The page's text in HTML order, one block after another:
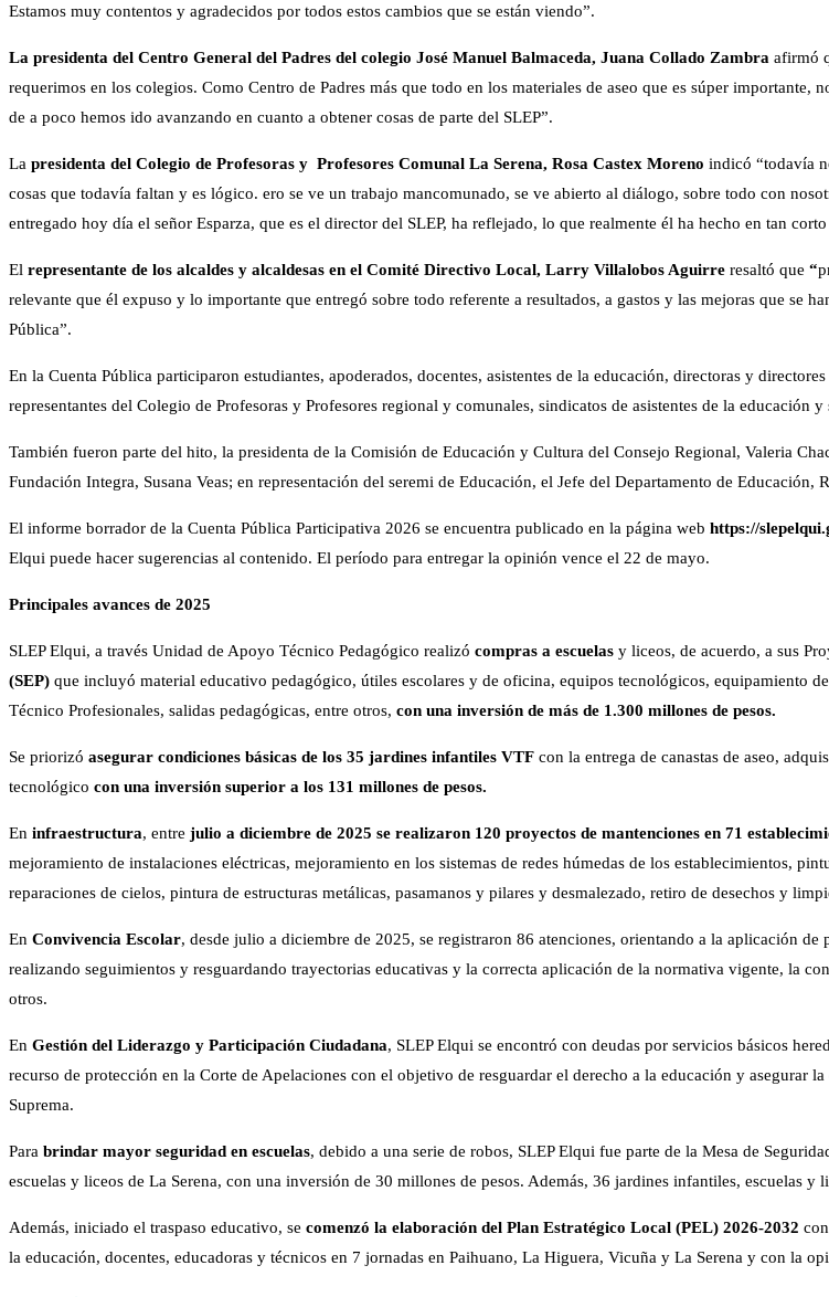
Estamos muy contentos y agradecidos por todos estos cambios que se están viendo”.
La presidenta del Centro General del Padres del colegio José Manuel Balmaceda, Juana Collado Zambra afirmó
requerimos en los colegios. Como Centro de Padres más que todo en los materiales de aseo que es súper
de a poco hemos ido avanzando en cuanto a obtener cosas de parte del SLEP”.
La presidenta del Colegio de Profesoras y Profesores Comunal La Serena, Rosa Castex Moreno indicó “todavía
cosas que todavía faltan y es lógico. ero se ve un trabajo mancomunado, se ve abierto al diálogo, sobre todo con
entregado hoy día el señor Esparza, que es el director del SLEP, ha reflejado, lo que realmente él ha hecho en tan
El representante de los alcaldes y alcaldesas en el Comité Directivo Local, Larry Villalobos Aguirre resaltó que “
relevante que él expuso y lo importante que entregó sobre todo referente a resultados, a gastos y las mejoras que se
Pública”.
En la Cuenta Pública participaron estudiantes, apoderados, docentes, asistentes de la educación, directoras y
representantes del Colegio de Profesoras y Profesores regional y comunales, sindicatos de asistentes de la
También fueron parte del hito, la presidenta de la Comisión de Educación y Cultura del Consejo Regional, Valeria
Fundación Integra, Susana Veas; en representación del seremi de Educación, el Jefe del Departamento de
El informe borrador de la Cuenta Pública Participativa 2026 se encuentra publicado en la página web https://
Elqui puede hacer sugerencias al contenido. El período para entregar la opinión vence el 22 de mayo.
Principales avances de 2025
SLEP Elqui, a través Unidad de Apoyo Técnico Pedagógico realizó compras a escuelas y liceos, de acuerdo, a sus
(SEP) que incluyó material educativo pedagógico, útiles escolares y de oficina, equipos tecnológicos, equipamiento
Técnico Profesionales, salidas pedagógicas, entre otros, con una inversión de más de 1.300 millones de pesos.
Se priorizó asegurar condiciones básicas de los 35 jardines infantiles VTF con la entrega de canastas de aseo,
tecnológico con una inversión superior a los 131 millones de pesos.
En infraestructura, entre julio a diciembre de 2025 se realizaron 120 proyectos de mantenciones en 71
mejoramiento de instalaciones eléctricas, mejoramiento en los sistemas de redes húmedas de los establecimientos,
reparaciones de cielos, pintura de estructuras metálicas, pasamanos y pilares y desmalezado, retiro de desechos y
En Convivencia Escolar, desde julio a diciembre de 2025, se registraron 86 atenciones, orientando a la aplicación
realizando seguimientos y resguardando trayectorias educativas y la correcta aplicación de la normativa vigente, la
otros.
En Gestión del Liderazgo y Participación Ciudadana, SLEP Elqui se encontró con deudas por servicios básicos
recurso de protección en la Corte de Apelaciones con el objetivo de resguardar el derecho a la educación y
Suprema.
Para brindar mayor seguridad en escuelas, debido a una serie de robos, SLEP Elqui fue parte de la Mesa de
escuelas y liceos de La Serena, con una inversión de 30 millones de pesos. Además, 36 jardines infantiles, escuelas
Además, iniciado el traspaso educativo, se comenzó la elaboración del Plan Estratégico Local (PEL) 2026-2032
la educación, docentes, educadoras y técnicos en 7 jornadas en Paihuano, La Higuera, Vicuña y La Serena y con la